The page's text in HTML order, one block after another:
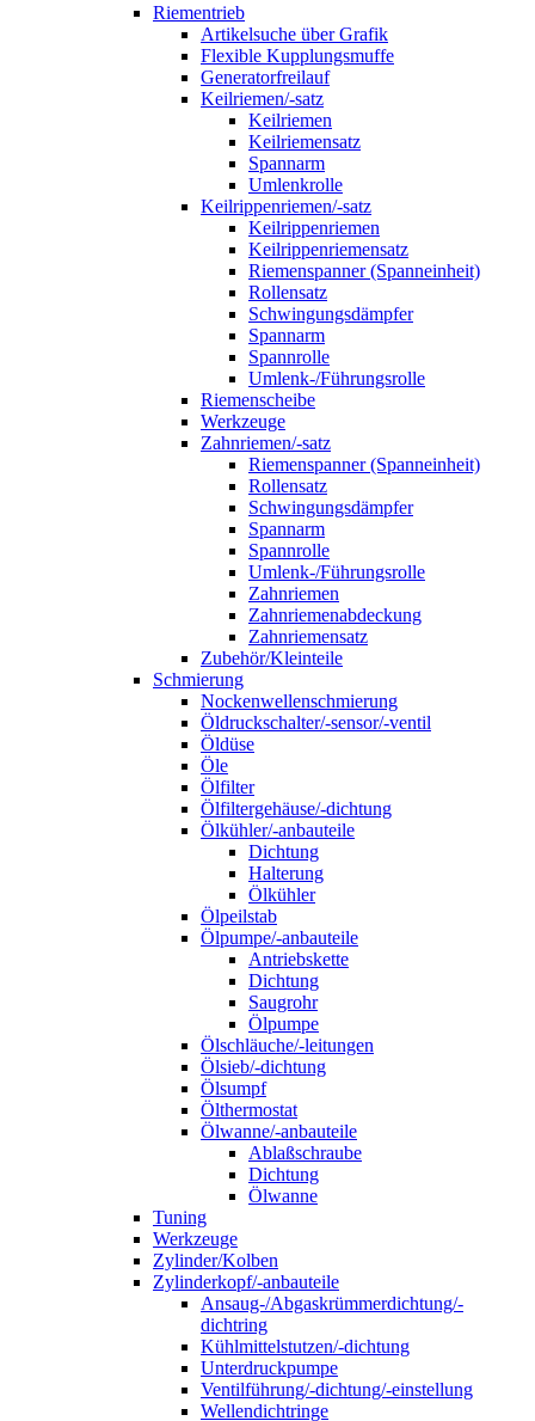
Riementrieb
Artikelsuche über Grafik
Flexible Kupplungsmuffe
Generatorfreilauf
Keilriemen/-satz
Keilriemen
Keilriemensatz
Spannarm
Umlenkrolle
Keilrippenriemen/-satz
Keilrippenriemen
Keilrippenriemensatz
Riemenspanner (Spanneinheit)
Rollensatz
Schwingungsdämpfer
Spannarm
Spannrolle
Umlenk-/Führungsrolle
Riemenscheibe
Werkzeuge
Zahnriemen/-satz
Riemenspanner (Spanneinheit)
Rollensatz
Schwingungsdämpfer
Spannarm
Spannrolle
Umlenk-/Führungsrolle
Zahnriemen
Zahnriemenabdeckung
Zahnriemensatz
Zubehör/Kleinteile
Schmierung
Nockenwellenschmierung
Öldruckschalter/-sensor/-ventil
Öldüse
Öle
Ölfilter
Ölfiltergehäuse/-dichtung
Ölkühler/-anbauteile
Dichtung
Halterung
Ölkühler
Ölpeilstab
Ölpumpe/-anbauteile
Antriebskette
Dichtung
Saugrohr
Ölpumpe
Ölschläuche/-leitungen
Ölsieb/-dichtung
Ölsumpf
Ölthermostat
Ölwanne/-anbauteile
Ablaßschraube
Dichtung
Ölwanne
Tuning
Werkzeuge
Zylinder/Kolben
Zylinderkopf/-anbauteile
Ansaug-/Abgaskrümmerdichtung/-
dichtring
Kühlmittelstutzen/-dichtung
Unterdruckpumpe
Ventilführung/-dichtung/-einstellung
Wellendichtringe